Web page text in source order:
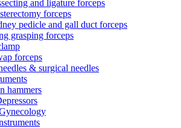
and ligature forceps
forceps
pedicle and gall duct forceps
grasping forceps
forceps
& surgical needles
hammers